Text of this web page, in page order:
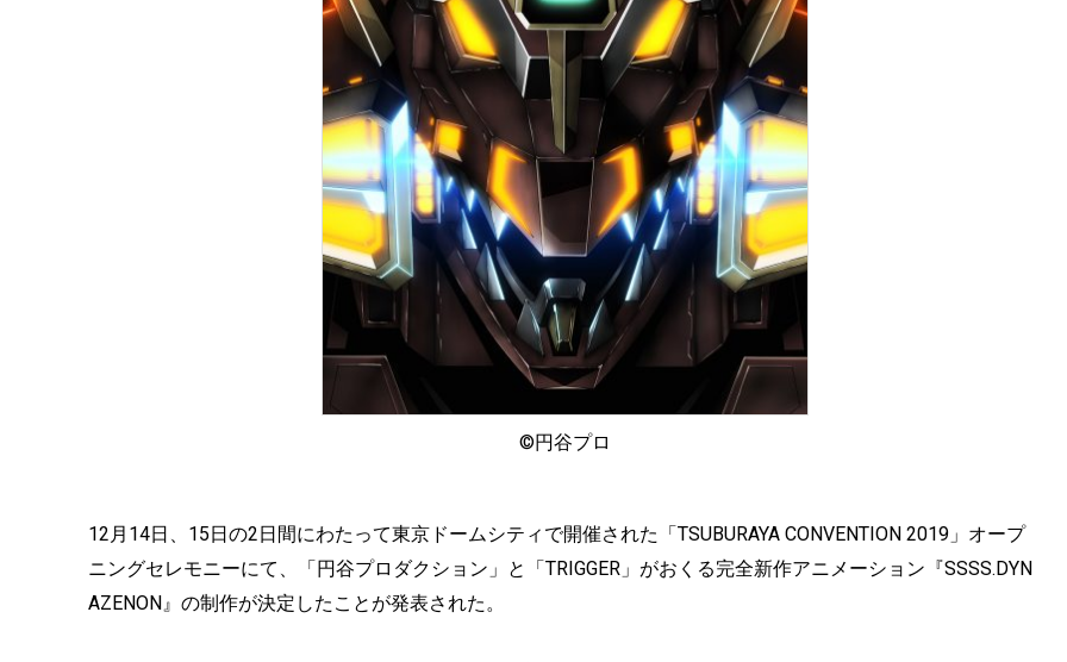
©円谷プロ
12月14日、15日の2日間にわたって東京ドームシティで開催された「TSUBURAYA CONVENTION 2019」オープ
ニングセレモニーにて、「円谷プロダクション」と「TRIGGER」がおくる完全新作アニメーション『SSSS.DYN
AZENON』の制作が決定したことが発表された。